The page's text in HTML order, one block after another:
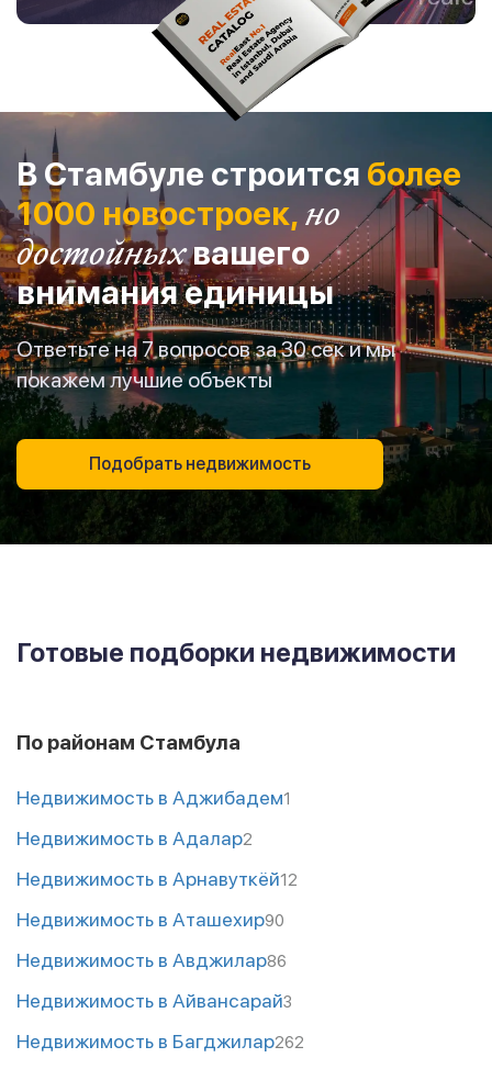
В Стамбуле строится более
1000 новостроек,но
достойныхвашего
внимания единицы
Ответьте на 7 вопросов за 30 сек и мы
покажем лучшие объекты
Подобрать недвижимость
Готовые подборки недвижимости
По районам Стамбула
Недвижимость в Аджибадем1
Недвижимость в Адалар2
Недвижимость в Арнавуткёй12
Недвижимость в Аташехир90
Недвижимость в Авджилар86
Недвижимость в Айвансарай3
Недвижимость в Багджилар262